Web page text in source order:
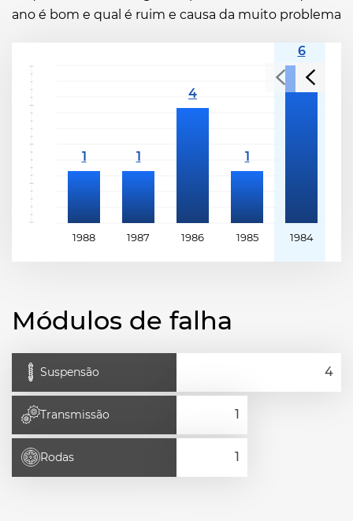
ano é bom e qual é ruim e causa da muito problema
1988 1987 1986 1985 1984
Módulos de falha
Suspensão
Transmissão
Rodas